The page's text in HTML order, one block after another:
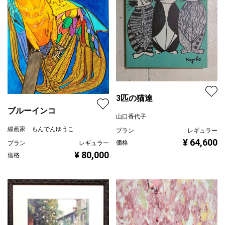
ブルーインコ
線画家 もんでんゆうこ
プラン
レギュラー
価格
¥ 80,000
3匹の猫達
山口香代子
プラン
レギュラー
価格
¥ 64,600